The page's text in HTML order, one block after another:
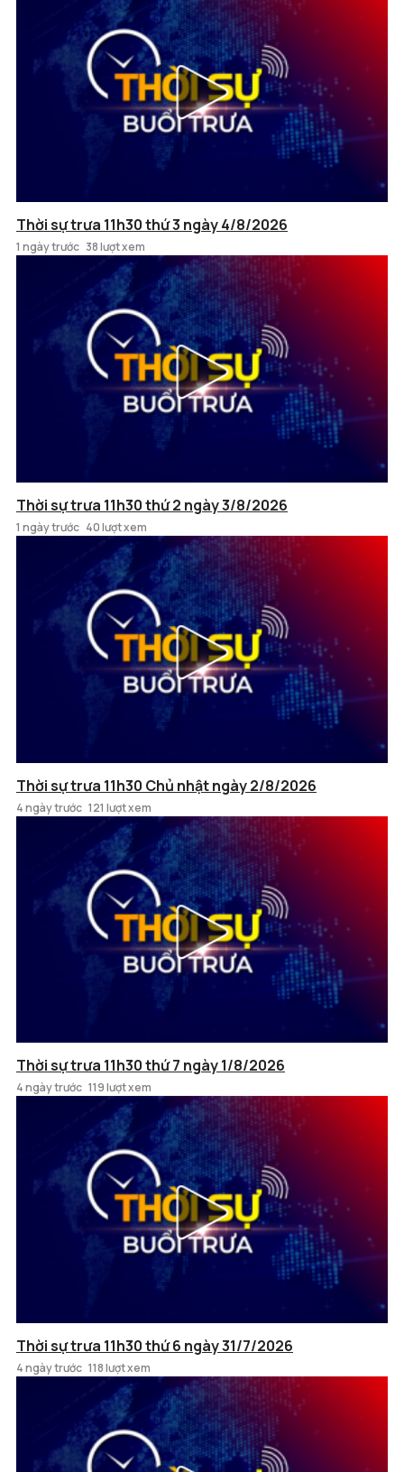
Thời sự trưa 11h30 thứ 3 ngày 4/8/2026
1 ngày trước 38 lượt xem
Thời sự trưa 11h30 thứ 2 ngày 3/8/2026
1 ngày trước 40 lượt xem
Thời sự trưa 11h30 Chủ nhật ngày 2/8/2026
4 ngày trước 121 lượt xem
Thời sự trưa 11h30 thứ 7 ngày 1/8/2026
4 ngày trước 119 lượt xem
Thời sự trưa 11h30 thứ 6 ngày 31/7/2026
4 ngày trước 118 lượt xem